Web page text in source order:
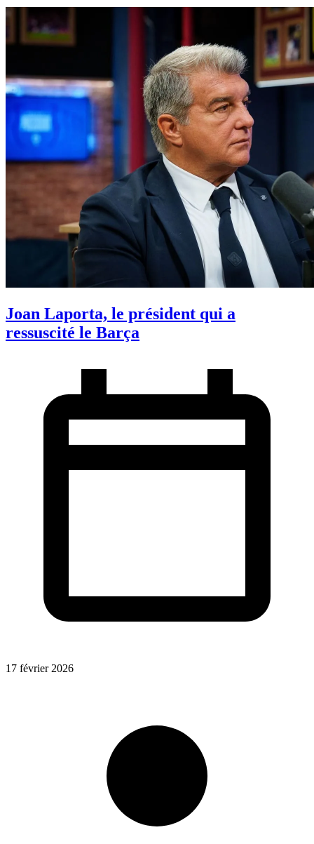
Joan Laporta, le président qui a
ressuscité le Barça
17 février 2026